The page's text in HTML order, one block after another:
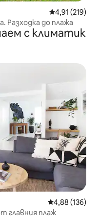
Средна
4,91 (219)
Разходка до плажа
с климатик
Средна
4,88 (136)
главния плаж